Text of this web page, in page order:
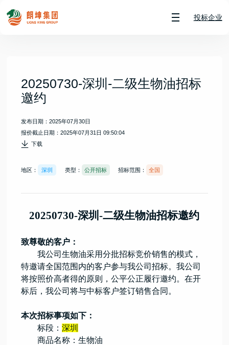
投标企业
20250730-深圳-二级生物油招标
邀约
发布日期：2025年07月30日
报价截止日期：2025年07月31日 09:50:04
下载
地区： 深圳 类型： 公开招标 招标范围： 全国
20250730-深圳-二级生物油招标邀约
致尊敬的客户：
我公司生物油采用分批招标竞价销售的模式，
特邀请全国范围内的客户参与我公司招标。我公司
将按照价高者得的原则，公平公正履行邀约。在开
标后，我公司将与中标客户签订销售合同。
本次招标事项如下：
标段：深圳
商品名称：生物油